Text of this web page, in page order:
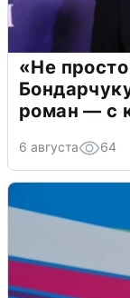
«Не
роман — с
6 августа 64